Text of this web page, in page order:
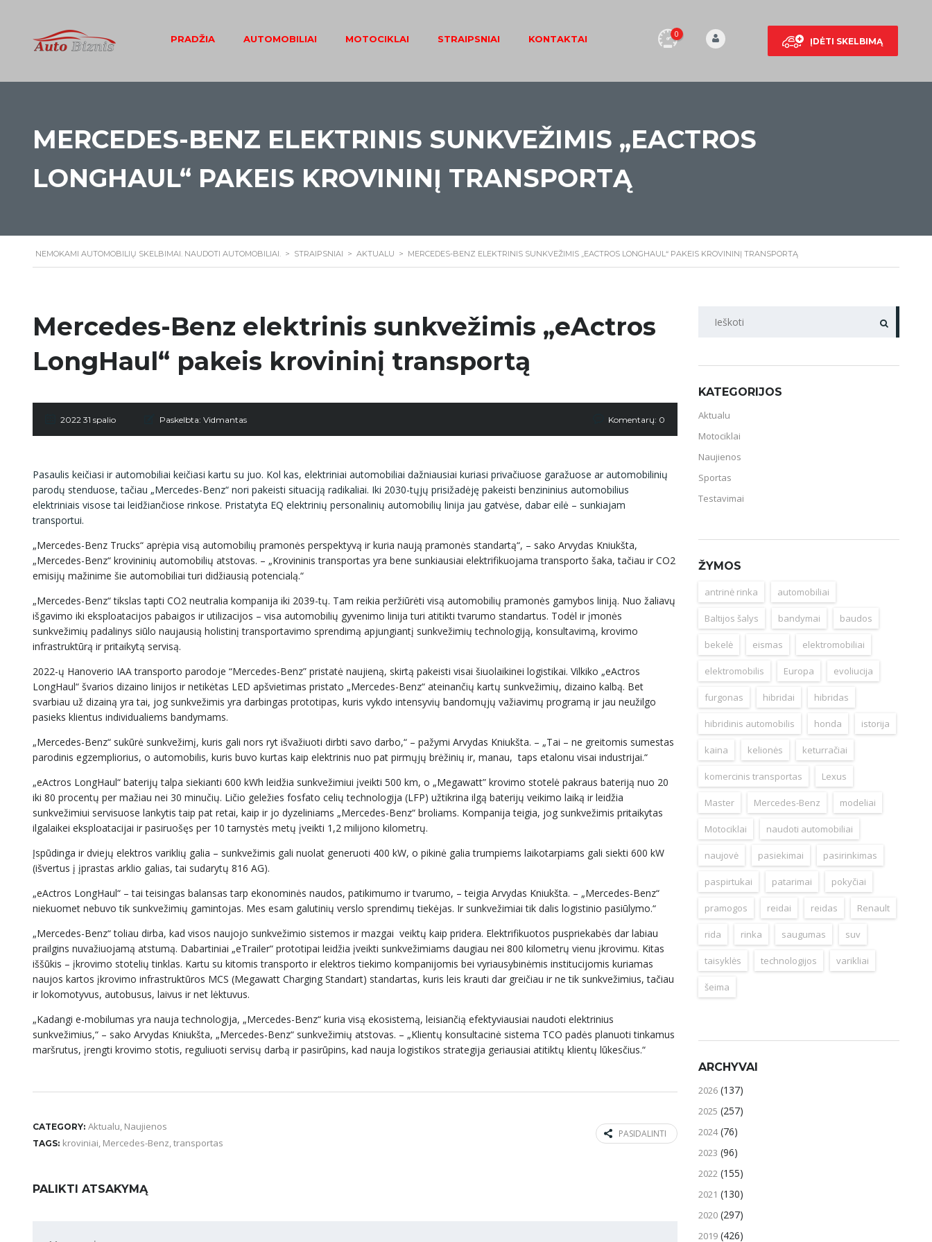
ĮDĖTI SKELBIMĄ
0
PRADŽIA AUTOMOBILIAI MOTOCIKLAI STRAIPSNIAI KONTAKTAI
MERCEDES-BENZ ELEKTRINIS SUNKVEŽIMIS „EACTROS
LONGHAUL“ PAKEIS KROVININĮ TRANSPORTĄ
NEMOKAMI AUTOMOBILIŲ SKELBIMAI. NAUDOTI AUTOMOBILIAI. > STRAIPSNIAI > AKTUALU > MERCEDES-BENZ ELEKTRINIS SUNKVEŽIMIS „EACTROS LONGHAUL“ PAKEIS KROVININĮ TRANSPORTĄ
Mercedes-Benz elektrinis sunkvežimis „eActros
LongHaul“ pakeis krovininį transportą
2022 31 spalio Paskelbta: Vidmantas Komentarų: 0
Pasaulis keičiasi ir automobiliai keičiasi kartu su juo. Kol kas, elektriniai automobiliai dažniausiai kuriasi privačiuose garažuose ar automobilinių
parodų stenduose, tačiau „Mercedes-Benz“ nori pakeisti situaciją radikaliai. Iki 2030-tųjų prisižadėję pakeisti benzininius automobilius
elektriniais visose tai leidžiančiose rinkose. Pristatyta EQ elektrinių personalinių automobilių linija jau gatvėse, dabar eilė – sunkiajam
transportui.
„Mercedes-Benz Trucks“ aprėpia visą automobilių pramonės perspektyvą ir kuria naują pramonės standartą“, – sako Arvydas Kniukšta,
„Mercedes-Benz“ krovininių automobilių atstovas. – „Krovininis transportas yra bene sunkiausiai elektrifikuojama transporto šaka, tačiau ir CO2
emisijų mažinime šie automobiliai turi didžiausią potencialą.“
„Mercedes-Benz“ tikslas tapti CO2 neutralia kompanija iki 2039-tų. Tam reikia peržiūrėti visą automobilių pramonės gamybos liniją. Nuo žaliavų
išgavimo iki eksploatacijos pabaigos ir utilizacijos – visa automobilių gyvenimo linija turi atitikti tvarumo standartus. Todėl ir įmonės
sunkvežimių padalinys siūlo naujausią holistinį transportavimo sprendimą apjungiantį sunkvežimių technologiją, konsultavimą, krovimo
infrastruktūrą ir pritaikytą servisą.
2022-ų Hanoverio IAA transporto parodoje “Mercedes-Benz” pristatė naujieną, skirtą pakeisti visai šiuolaikinei logistikai. Vilkiko „eActros
LongHaul“ švarios dizaino linijos ir netikėtas LED apšvietimas pristato „Mercedes-Benz“ ateinančių kartų sunkvežimių, dizaino kalbą. Bet
svarbiau už dizainą yra tai, jog sunkvežimis yra darbingas prototipas, kuris vykdo intensyvių bandomųjų važiavimų programą ir jau neužilgo
pasieks klientus individualiems bandymams.
„Mercedes-Benz“ sukūrė sunkvežimį, kuris gali nors ryt išvažiuoti dirbti savo darbo,“ – pažymi Arvydas Kniukšta. – „Tai – ne greitomis sumestas
parodinis egzempliorius, o automobilis, kuris buvo kurtas kaip elektrinis nuo pat pirmųjų brėžinių ir, manau, taps etalonu visai industrijai.“
„eActros LongHaul“ baterijų talpa siekianti 600 kWh leidžia sunkvežimiui įveikti 500 km, o „Megawatt” krovimo stotelė pakraus bateriją nuo 20
iki 80 procentų per mažiau nei 30 minučių. Ličio geležies fosfato celių technologija (LFP) užtikrina ilgą baterijų veikimo laiką ir leidžia
sunkvežimiui servisuose lankytis taip pat retai, kaip ir jo dyzeliniams „Mercedes-Benz“ broliams. Kompanija teigia, jog sunkvežimis pritaikytas
ilgalaikei eksploatacijai ir pasiruošęs per 10 tarnystės metų įveikti 1,2 milijono kilometrų.
Įspūdinga ir dviejų elektros variklių galia – sunkvežimis gali nuolat generuoti 400 kW, o pikinė galia trumpiems laikotarpiams gali siekti 600 kW
(išvertus į įprastas arklio galias, tai sudarytų 816 AG).
„eActros LongHaul“ – tai teisingas balansas tarp ekonominės naudos, patikimumo ir tvarumo, – teigia Arvydas Kniukšta. – „Mercedes-Benz“
niekuomet nebuvo tik sunkvežimių gamintojas. Mes esam galutinių verslo sprendimų tiekėjas. Ir sunkvežimiai tik dalis logistinio pasiūlymo.“
„Mercedes-Benz“ toliau dirba, kad visos naujojo sunkvežimio sistemos ir mazgai veiktų kaip pridera. Elektrifikuotos puspriekabės dar labiau
prailgins nuvažiuojamą atstumą. Dabartiniai „eTrailer“ prototipai leidžia įveikti sunkvežimiams daugiau nei 800 kilometrų vienu įkrovimu. Kitas
iššūkis – įkrovimo stotelių tinklas. Kartu su kitomis transporto ir elektros tiekimo kompanijomis bei vyriausybinėmis institucijomis kuriamas
naujos kartos įkrovimo infrastruktūros MCS (Megawatt Charging Standart) standartas, kuris leis krauti dar greičiau ir ne tik sunkvežimius, tačiau
ir lokomotyvus, autobusus, laivus ir net lėktuvus.
„Kadangi e-mobilumas yra nauja technologija, „Mercedes-Benz“ kuria visą ekosistemą, leisiančią efektyviausiai naudoti elektrinius
sunkvežimius,“ – sako Arvydas Kniukšta, „Mercedes-Benz“ sunkvežimių atstovas. – „Klientų konsultacinė sistema TCO padės planuoti tinkamus
maršrutus, įrengti krovimo stotis, reguliuoti servisų darbą ir pasirūpins, kad nauja logistikos strategija geriausiai atitiktų klientų lūkesčius.“
CATEGORY: Aktualu, Naujienos
TAGS: kroviniai, Mercedes-Benz,transportas
PASIDALINTI
PALIKTI ATSAKYMĄ
PAIEŠKA
KATEGORIJOS
Aktualu
Motociklai
Naujienos
Sportas
Testavimai
ŽYMOS
antrinė rinka automobiliai
Baltijos šalys bandymai baudos
bekelė eismas elektromobiliai
elektromobilis Europa evoliucija
furgonas hibridai hibridas
hibridinis automobilis honda istorija
kaina kelionės keturračiai
komercinis transportas Lexus
Master Mercedes-Benz modeliai
Motociklai naudoti automobiliai
naujovė pasiekimai pasirinkimas
paspirtukai patarimai pokyčiai
pramogos reidai reidas Renault
rida rinka saugumas suv
taisyklės technologijos varikliai
šeima
ARCHYVAI
2026 (137)
2025 (257)
2024(76)
2023 (96)
2022 (155)
2021 (130)
2020 (297)
2019 (426)